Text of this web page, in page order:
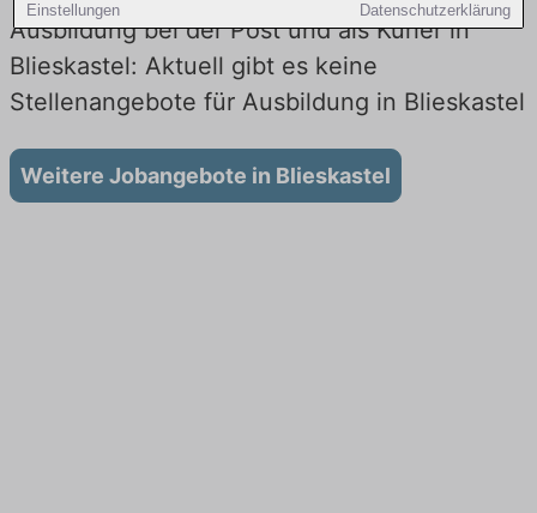
Einstellungen Datenschutzerklärung
Ausbildung bei der Post und als Kurier in
Blieskastel: Aktuell gibt es keine
Stellenangebote für Ausbildung in Blieskastel
Weitere Jobangebote in Blieskastel